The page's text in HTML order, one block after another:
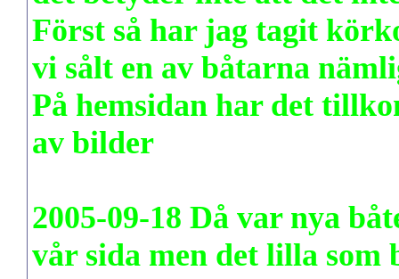
Först så har jag tagit
vi sålt en av båtarna
På hemsidan har det
av bilder
2005-09-18 Då var nya
vår sida men det lilla